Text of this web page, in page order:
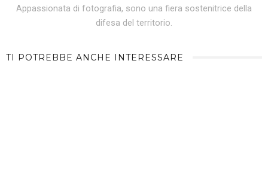
Appassionata di fotografia, sono una fiera sostenitrice della
difesa del territorio.
TI POTREBBE ANCHE INTERESSARE